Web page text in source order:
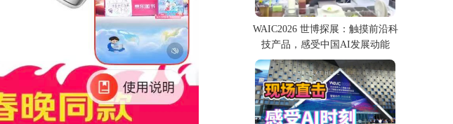
WAIC2026 世博探展：触摸前沿科
技产品，感受中国AI发展动能